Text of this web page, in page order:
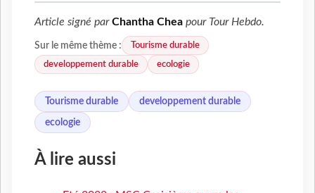
Article signé parChantha Chea pour Tour Hebdo.
Sur le même thème :
Tourisme durable
developpement durable
ecologie
Tourisme durable developpement durable
ecologie
À lire aussi